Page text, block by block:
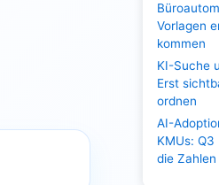
Vorlagen
kommen
KI-Suche
Erst
ordnen
AI-
KMUs: Q3
die Zahlen